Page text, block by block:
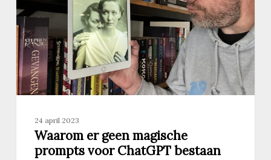
voor
ChatGPT
bestaan
24 april 2023
Waarom er geen magische
prompts voor ChatGPT bestaan